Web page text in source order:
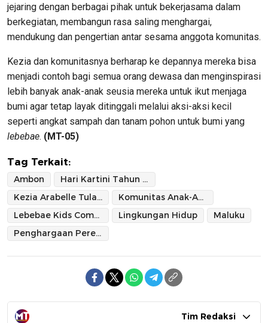
jejaring dengan berbagai pihak untuk bekerjasama dalam
berkegiatan, membangun rasa saling menghargai,
mendukung dan pengertian antar sesama anggota komunitas.
Kezia dan komunitasnya berharap ke depannya mereka bisa
menjadi contoh bagi semua orang dewasa dan menginspirasi
lebih banyak anak-anak seusia mereka untuk ikut menjaga
bumi agar tetap layak ditinggali melalui aksi-aksi kecil
seperti angkat sampah dan tanam pohon untuk bumi yang
lebebae. (MT-05)
Tag Terkait:
Ambon
Hari Kartini Tahun 2022
Kezia Arabelle Tulalessy
Komunitas Anak-Anak Lebebae
Lebebae Kids Community
Lingkungan Hidup
Maluku
Penghargaan Perempuan Berjasa dan Berprestasi Bidang Lingkungan Hidup
Tim Redaksi